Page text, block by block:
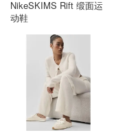
NikeSKIMS Rift 缎面运
动鞋